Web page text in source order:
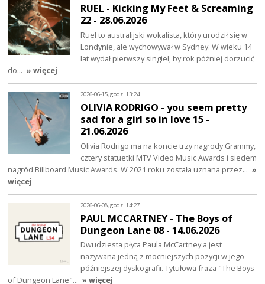
RUEL - Kicking My Feet & Screaming
22 - 28.06.2026
Ruel to australijski wokalista, który urodził się w
Londynie, ale wychowywał w Sydney. W wieku 14
lat wydał pierwszy singiel, by rok później dorzucić
do… » więcej
2026-06-15, godz. 13:24
OLIVIA RODRIGO - you seem pretty
sad for a girl so in love 15 -
21.06.2026
Olivia Rodrigo ma na koncie trzy nagrody Grammy,
cztery statuetki MTV Video Music Awards i siedem
nagród Billboard Music Awards. W 2021 roku została uznana przez… »
więcej
2026-06-08, godz. 14:27
PAUL MCCARTNEY - The Boys of
Dungeon Lane 08 - 14.06.2026
Dwudziesta płyta Paula McCartney'a jest
nazywana jedną z mocniejszych pozycji w jego
późniejszej dyskografii. Tytułowa fraza "The Boys
of Dungeon Lane"… » więcej